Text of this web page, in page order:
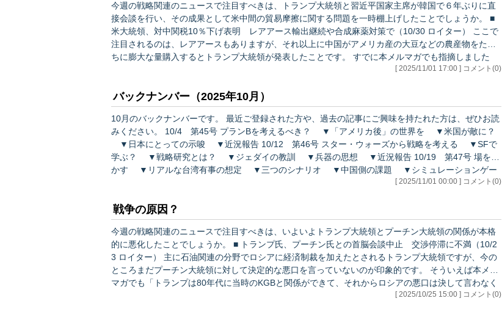
今週の戦略関連のニュースで注目すべきは、トランプ大統領と習近平国家主席が韓国で６年ぶりに直
接会談を行い、その成果として米中間の貿易摩擦に関する問題を一時棚上げしたことでしょうか。 ■
米大統領、対中関税10％下げ表明 レアアース輸出継続や合成麻薬対策で（10/30 ロイター） ここで
注目されるのは、レアアースもありますが、それ以上に中国がアメリカ産の大豆などの農産物をただ
ちに膨大な量購入するとトランプ大統領が発表したことです。 すでに本メルマガでも指摘しました
が、中国側はアメリカ側の一番痛いところ（農業州はトランプの票田）を貿易交渉において攻め、農
[ 2025/11/01 17:00 ] コメント(0)
バックナンバー（2025年10月）
10月のバックナンバーです。 最近ご登録された方や、過去の記事にご興味を持たれた方は、ぜひお読
みください。 10/4 第45号 プランBを考えるべき？ ▼「アメリカ後」の世界を ▼米国が敵に？
▼日本にとっての示唆 ▼近況報告 10/12 第46号 スター・ウォーズから戦略を考える ▼SFで
学ぶ？ ▼戦略研究とは？ ▼ジェダイの教訓 ▼兵器の思想 ▼近況報告 10/19 第47号 場を動
かす ▼リアルな台湾有事の想定 ▼三つのシナリオ ▼中国側の課題 ▼シミュレーションゲー
ムからの学び ▼近況報告 10/25 第48号 戦争の原因？ ▼戦争の原因に関する…[ 2025/11/01 00:00 ] コメント(0)
戦争の原因？
今週の戦略関連のニュースで注目すべきは、いよいよトランプ大統領とプーチン大統領の関係が本格
的に悪化したことでしょうか。 ■ トランプ氏、プーチン氏との首脳会談中止 交渉停滞に不満（10/2
3 ロイター） 主に石油関連の分野でロシアに経済制裁を加えたとされるトランプ大統領ですが、今の
ところまだプーチン大統領に対して決定的な悪口を言っていないのが印象的です。 そういえば本メル
マガでも「トランプは80年代に当時のKGBと関係ができて、それからロシアの悪口は決して言わなく
[ 2025/10/25 15:00 ] コメント(0)